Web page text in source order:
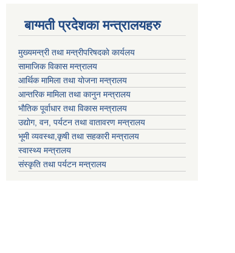
बाग्मती प्रदेशका मन्त्रालयहरु
मुख्यमन्त्री तथा मन्त्रीपरिषदकाे कार्यलय
सामाजिक विकास मन्त्रालय
आर्थिक मामिला तथा याेजना मन्त्रालय
आन्तरिक मामिला तथा कानुन मन्त्रालय
भाैतिक पूर्वाधार तथा विकास मन्त्रालय
उद्याेग, वन, पर्यटन तथा वातावरण मन्त्रालय
भूमी व्यवस्था,कृषी तथा सहकारी मन्त्रालय
स्वास्थ्य मन्त्रालय
संस्कृति तथा पर्यटन मन्त्रालय